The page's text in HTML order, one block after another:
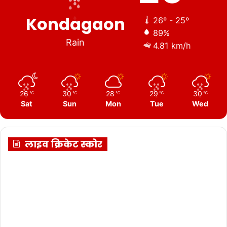
Kondagaon
Rain
26º - 25º
89%
4.81 km/h
26 ℃
Sat
30 ℃
Sun
28 ℃
Mon
29 ℃
Tue
30 ℃
Wed
लाइव क्रिकेट स्कोर